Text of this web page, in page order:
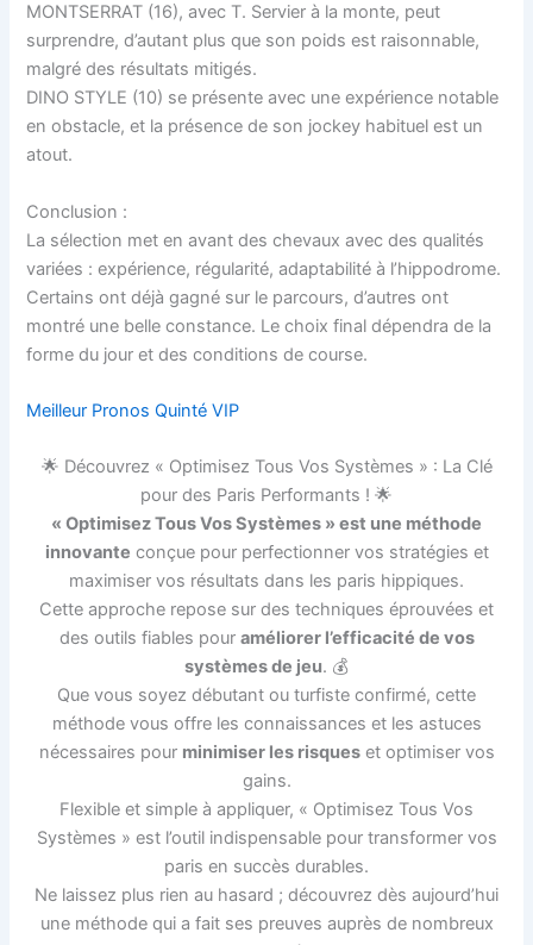
MONTSERRAT (16), avec T. Servier à la monte, peut
surprendre, d’autant plus que son poids est raisonnable,
malgré des résultats mitigés.
DINO STYLE (10) se présente avec une expérience notable
en obstacle, et la présence de son jockey habituel est un
atout.
Conclusion :
La sélection met en avant des chevaux avec des qualités
variées : expérience, régularité, adaptabilité à l’hippodrome.
Certains ont déjà gagné sur le parcours, d’autres ont
montré une belle constance. Le choix final dépendra de la
forme du jour et des conditions de course.
Meilleur Pronos Quinté VIP
🌟 Découvrez « Optimisez Tous Vos Systèmes » : La Clé
pour des Paris Performants ! 🌟
« Optimisez Tous Vos Systèmes » est une méthode
innovante conçue pour perfectionner vos stratégies et
maximiser vos résultats dans les paris hippiques.
Cette approche repose sur des techniques éprouvées et
des outils fiables pour améliorer l’efficacité de vos
systèmes de jeu. 💰
Que vous soyez débutant ou turfiste confirmé, cette
méthode vous offre les connaissances et les astuces
nécessaires pour minimiser les risqueset optimiser vos
gains.
Flexible et simple à appliquer, « Optimisez Tous Vos
Systèmes » est l’outil indispensable pour transformer vos
paris en succès durables.
Ne laissez plus rien au hasard ; découvrez dès aujourd’hui
une méthode qui a fait ses preuves auprès de nombreux